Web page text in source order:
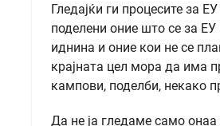
Гледајќи ги процесите за
поделени оние што се за
иднина и оние кои не се
крајната цел мора да има
кампови, поделби, некако
Да не ја гледаме само